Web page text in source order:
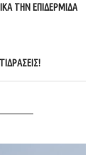
ΤΗΝ ΕΠΙΔΕΡΜΊΔΑ